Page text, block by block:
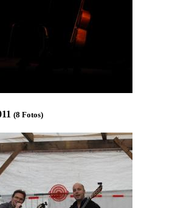
(8 Fotos)